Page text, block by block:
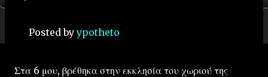
Posted byypotheto
Στα 6 μου, βρέθηκα στην εκκλησία του χωριού της